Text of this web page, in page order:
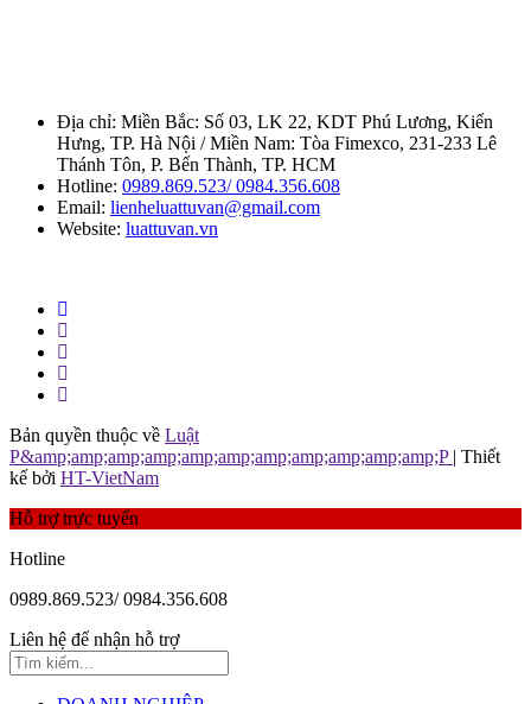
Địa chỉ: Miền Bắc: Số 03, LK 22, KDT Phú Lương, Kiến
Hưng, TP. Hà Nội / Miền Nam: Tòa Fimexco, 231-233 Lê
Thánh Tôn, P. Bến Thành, TP. HCM
Hotline: 0989.869.523/ 0984.356.608
Email: lienheluattuvan@gmail.com
Website: luattuvan.vn
Bản quyền thuộc về Luật
P&amp;amp;amp;amp;amp;amp;amp;amp;amp;amp;amp;P | Thiết
kế bởi HT-VietNam
Hỗ trợ trực tuyến
Hotline
0989.869.523/ 0984.356.608
Liên hệ để nhận hỗ trợ